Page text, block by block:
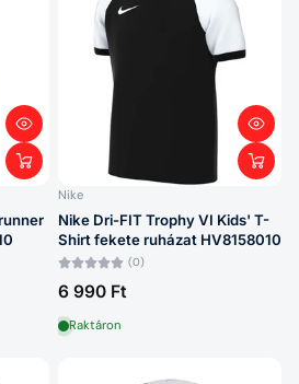
Nike
Nike Dri-FIT Trophy VI Kids' T-
Shirt fekete ruházat HV8158010
(0)
6 990 Ft
Raktáron